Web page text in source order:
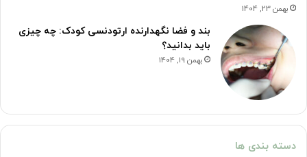
بهمن 23, 1404
بند و فضا نگهدارنده ارتودنسی کودک: چه چیزی
باید بدانید؟
بهمن 19, 1404
دسته بندی ها